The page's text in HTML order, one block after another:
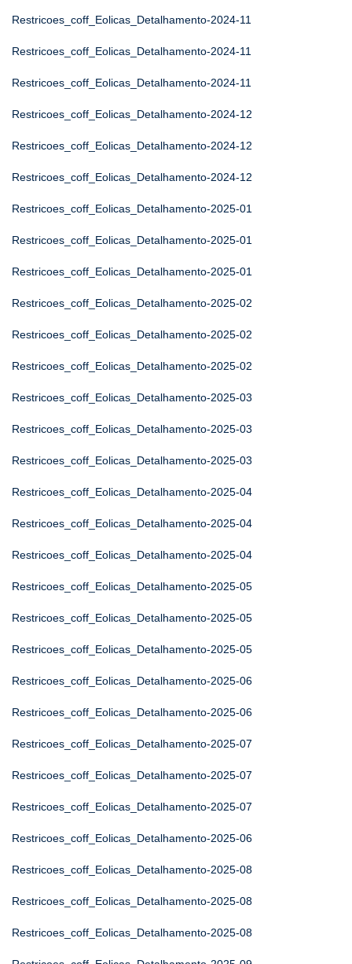
Restricoes_coff_Eolicas_Detalhamento-2024-11
Restricoes_coff_Eolicas_Detalhamento-2024-11
Restricoes_coff_Eolicas_Detalhamento-2024-11
Restricoes_coff_Eolicas_Detalhamento-2024-12
Restricoes_coff_Eolicas_Detalhamento-2024-12
Restricoes_coff_Eolicas_Detalhamento-2024-12
Restricoes_coff_Eolicas_Detalhamento-2025-01
Restricoes_coff_Eolicas_Detalhamento-2025-01
Restricoes_coff_Eolicas_Detalhamento-2025-01
Restricoes_coff_Eolicas_Detalhamento-2025-02
Restricoes_coff_Eolicas_Detalhamento-2025-02
Restricoes_coff_Eolicas_Detalhamento-2025-02
Restricoes_coff_Eolicas_Detalhamento-2025-03
Restricoes_coff_Eolicas_Detalhamento-2025-03
Restricoes_coff_Eolicas_Detalhamento-2025-03
Restricoes_coff_Eolicas_Detalhamento-2025-04
Restricoes_coff_Eolicas_Detalhamento-2025-04
Restricoes_coff_Eolicas_Detalhamento-2025-04
Restricoes_coff_Eolicas_Detalhamento-2025-05
Restricoes_coff_Eolicas_Detalhamento-2025-05
Restricoes_coff_Eolicas_Detalhamento-2025-05
Restricoes_coff_Eolicas_Detalhamento-2025-06
Restricoes_coff_Eolicas_Detalhamento-2025-06
Restricoes_coff_Eolicas_Detalhamento-2025-07
Restricoes_coff_Eolicas_Detalhamento-2025-07
Restricoes_coff_Eolicas_Detalhamento-2025-07
Restricoes_coff_Eolicas_Detalhamento-2025-06
Restricoes_coff_Eolicas_Detalhamento-2025-08
Restricoes_coff_Eolicas_Detalhamento-2025-08
Restricoes_coff_Eolicas_Detalhamento-2025-08